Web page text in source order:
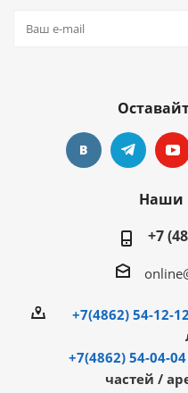
Наши
+7
+7(4862) 54-12-12
+7(4862) 54-04-04
частей /